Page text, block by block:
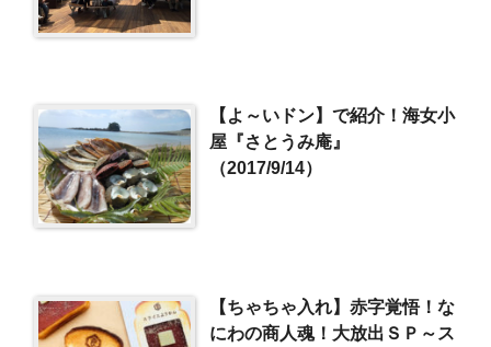
【よ～いドン】で紹介！海女小
屋『さとうみ庵』
（2017/9/14）
【ちゃちゃ入れ】赤字覚悟！な
にわの商人魂！大放出ＳＰ～ス